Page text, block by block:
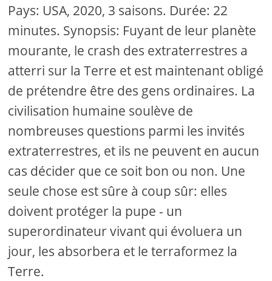
Pays: USA, 2020, 3 saisons. Durée: 22
minutes. Synopsis: Fuyant de leur planète
mourante, le crash des extraterrestres a
atterri sur la Terre et est maintenant obligé
de prétendre être des gens ordinaires. La
civilisation humaine soulève de
nombreuses questions parmi les invités
extraterrestres, et ils ne peuvent en aucun
cas décider que ce soit bon ou non. Une
seule chose est sûre à coup sûr: elles
doivent protéger la pupe - un
superordinateur vivant qui évoluera un
jour, les absorbera et le terraformez la
Terre.